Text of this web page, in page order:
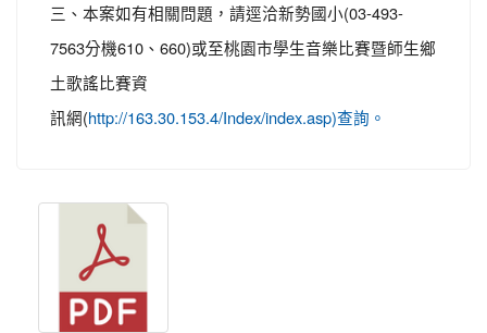
三、本案如有相關問題，請逕洽新勢國小(03-493-
7563分機610、660)或至桃園市學生音樂比賽暨師生鄉
土歌謠比賽資
訊網( http://163.30.153.4/Index/index.asp)查詢。